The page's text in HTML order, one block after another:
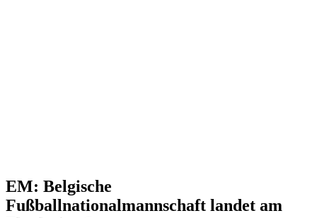
EM: Belgische
Fußballnationalmannschaft landet am